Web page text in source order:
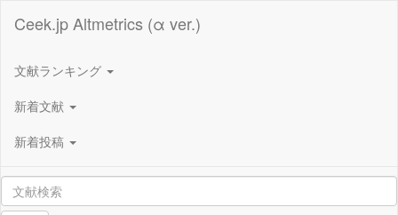
Ceek.jp Altmetrics (α ver.)
文献ランキング
新着文献
新着投稿